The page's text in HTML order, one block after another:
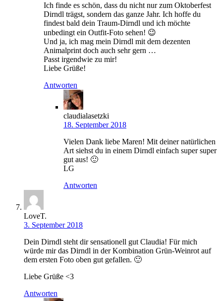
Ich finde es schön, dass du nicht nur zum Oktoberfest
Dirndl trägst, sondern das ganze Jahr. Ich hoffe du
findest bald dein Traum-Dirndl und ich möchte
unbedingt ein Outfit-Foto sehen! 😉
Und ja, ich mag mein Dirndl mit dem dezenten
Animalprint doch auch sehr gern …
Passt irgendwie zu mir!
Liebe Grüße!
Antworten
claudialasetzki
18. September 2018
Vielen Dank liebe Maren! Mit deiner natürlichen
Art siehst du in einem Dirndl einfach super super
gut aus! 🙂
LG
Antworten
LoveT.
3. September 2018
Dein Dirndl steht dir sensationell gut Claudia! Für mich
würde mir das Dirndl in der Kombination Grün-Weinrot auf
dem ersten Foto oben gut gefallen. 🙂
Liebe Grüße <3
Antworten